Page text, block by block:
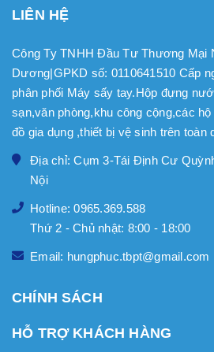
LIÊN HỆ
Công Ty TNHH Đầu Tư Thương Mại
Dương|GPKD số: 0110641510 Cấp
phân phối Máy sấy tay.Hộp đựng
sạn,văn phòng,khu công cộng,các
đồ gia dụng ,thiết bị vệ sinh trên toàn
Địa chỉ: Cụm 3-Tái Định Cư
Nội
Hotline: 0965.369.588
Thứ 2 - Chủ nhật: 8:00 - 18:00
Email: hungphuc.tbpt@gmail.com
CHÍNH SÁCH
HỖ TRỢ KHÁCH HÀNG